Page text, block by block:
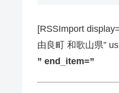
[RSSImport
由良町 和歌山県”
” end_item=”